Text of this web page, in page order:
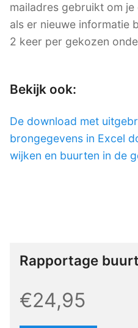
mailadres gebruikt om je
als er nieuwe informatie
2 keer per gekozen
Bekijk ook:
De download met
brongegevens in Excel
wijken en buurten in de
Rapportage
€24,95